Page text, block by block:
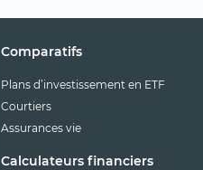
Comparatifs
Plans d’investissement en ETF
Courtiers
Assurances vie
Calculateurs financiers